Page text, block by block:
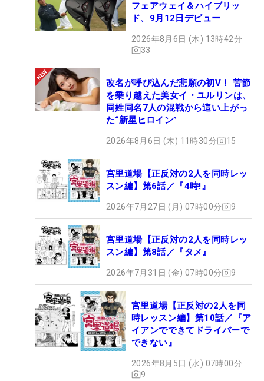
フェアウェイ＆ハイブリッ
ド、9月12日デビュー
2026年8月6日 (木) 13時42分
33
改名が呼び込んだ悲願の初V！ 苦節
を乗り越えた美女イ・ユルリンは、
同姓同名7人の混戦から這い上がっ
た“新星ヒロイン”
2026年8月6日 (木) 11時30分 15
宮里道場【正反対の2人を同時レッ
スン編】第6話／『4時!』
2026年7月27日 (月) 07時00分 9
宮里道場【正反対の2人を同時レッ
スン編】第8話／『タメ』
2026年7月31日 (金) 07時00分 9
宮里道場【正反対の2人を同
時レッスン編】第10話／『ア
イアンでできてドライバーで
できない』
2026年8月5日 (水) 07時00分
9